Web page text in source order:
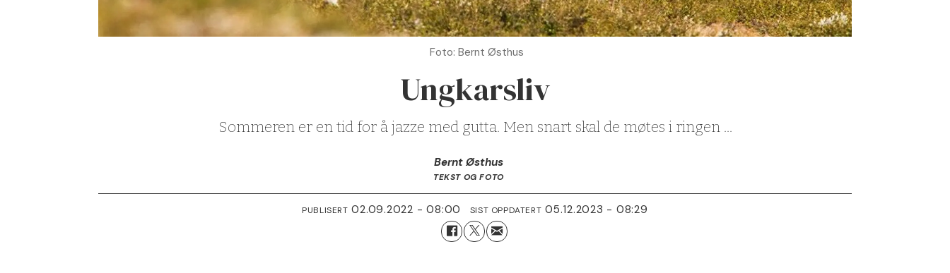
Foto: Bernt Østhus
Ungkarsliv
Sommeren er en tid for å jazze med gutta. Men snart skal de møtes i ringen ...
Bernt Østhus
TEKST OG FOTO
PUBLISERT 02.09.2022 - 08:00 SIST OPPDATERT 05.12.2023 - 08:29